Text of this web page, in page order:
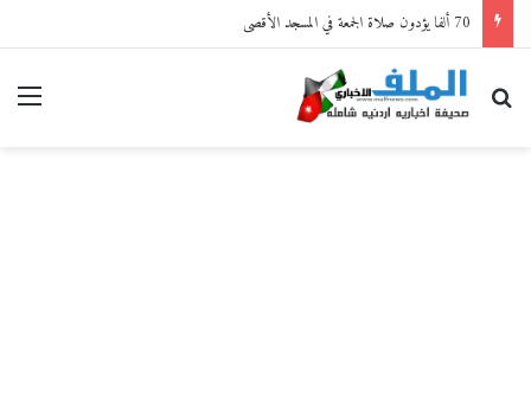
70 ألفا يؤدون صلاة الجمعة في المسجد الأقصى
بحث عن